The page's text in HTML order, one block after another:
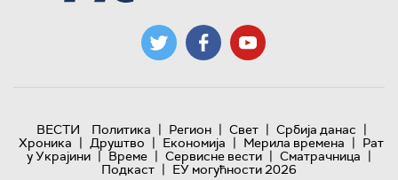
ВЕСТИ Политика | Регион | Свет | Србија данас |
Хроника | Друштво | Економија | Мерила времена | Рат
у Украјини | Време | Сервисне вести | Сматрачница |
Подкаст | ЕУ могућности 2026